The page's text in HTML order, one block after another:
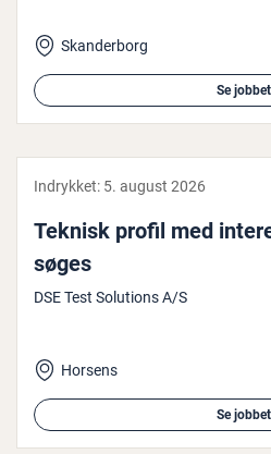
Skanderborg
Se jobbet
Indrykket: 5. august 2026
Teknisk profil med
søges
DSE Test Solutions A/S
Horsens
Se jobbet